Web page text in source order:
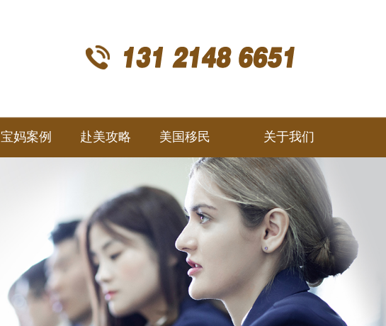
宝妈案例 赴美攻略 美国移民 关于我们